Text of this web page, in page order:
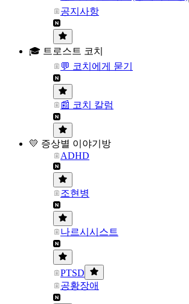
공지사항
🎓 트로스트 코치
💬 코치에게 묻기
📰 코치 칼럼
💛 증상별 이야기방
ADHD
조현병
나르시시스트
PTSD
공황장애